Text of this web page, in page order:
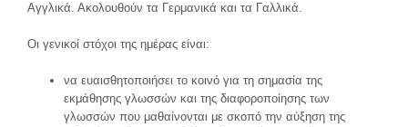
Αγγλικά. Ακολουθούν τα Γερμανικά και τα Γαλλικά.
Οι γενικοί στόχοι της ημέρας είναι:
να ευαισθητοποιήσει το κοινό για τη σημασία της
εκμάθησης γλωσσών και της διαφοροποίησης των
γλωσσών που μαθαίνονται με σκοπό την αύξηση της